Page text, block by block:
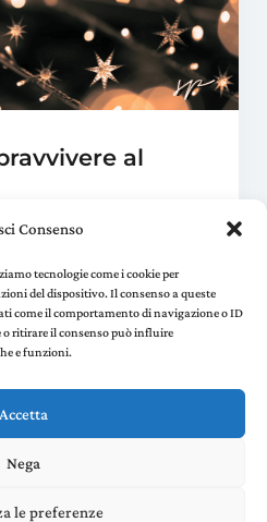
Consenso
tecnologie come i cookie per
del dispositivo. Il consenso a queste
come il comportamento di navigazione o ID
ritirare il consenso può influire
e funzioni.
Accetta
Nega
le preferenze
al
fine di agosto e
fino al 25 dicembre e gli
e parenti con...
by Environments di